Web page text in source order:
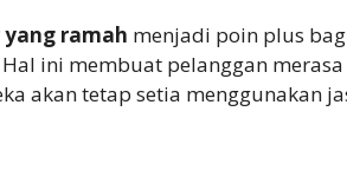
yang ramah menjadi poin plus
Hal ini membuat pelanggan
akan tetap setia menggunakan